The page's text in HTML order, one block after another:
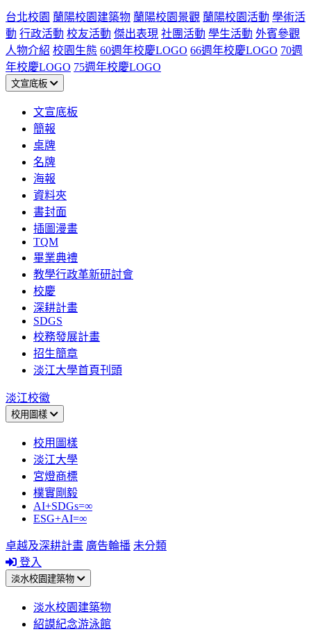
台北校園 蘭陽校園建築物 蘭陽校園景觀 蘭陽校園活動 學術活
動 行政活動 校友活動 傑出表現 社團活動 學生活動 外賓參觀
人物介紹 校園生態 60週年校慶LOGO 66週年校慶LOGO 70週
年校慶LOGO 75週年校慶LOGO
文宣底板
文宣底板
簡報
桌牌
名牌
海報
資料夾
書封面
插圖漫畫
TQM
畢業典禮
教學行政革新研討會
校慶
深耕計畫
SDGS
校務發展計畫
招生簡章
淡江大學首頁刊頭
淡江校徽
校用圖樣
校用圖樣
淡江大學
宮燈商標
樸實剛毅
AI+SDGs=∞
ESG+AI=∞
卓越及深耕計畫 廣告輪播 未分類
登入
淡水校園建築物
淡水校園建築物
紹謨紀念游泳館